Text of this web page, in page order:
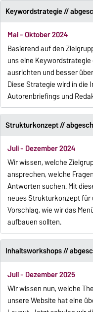
Keywordstrategie //
Mai - Oktober 2024
Basierend auf den
uns eine
ausrichten und besser
Diese Strategie wird in die
Autorenbriefings und
Strukturkonzept //
Juli - Dezember 2024
Wir wissen, welche
ansprechen, welche
Antworten suchen. Mit
neues Strukturkonzept für
Vorschlag, wie wir das
aufbauen sollten.
Inhaltsworkshops //
Juli - Dezember 2025
Wir wissen nun, welche
unsere Website hat eine